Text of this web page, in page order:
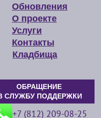
Обновления
О проекте
Услуги
Контакты
Кладбища
ОБРАЩЕНИЕ
СЛУЖБУ ПОДДЕРЖКИ
+7 (812) 209-08-25